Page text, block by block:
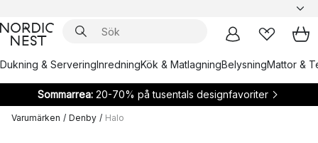
Dukning & ServeringInredningKök & MatlagningBelysningMattor &
Sommarrea:20-70% på tusentals designfavoriter
Varumärken / Denby / Halo